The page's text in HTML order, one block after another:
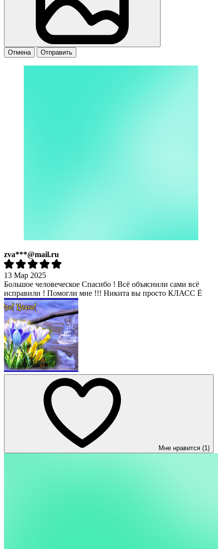
Отмена Отправить
zva***@mail.ru
13 Мар 2025
Большое человеческое Спасибо ! Всё объяснили сами всё
исправили ! Помогли мне !!! Никита вы просто КЛАСС Ё
Мне нравится (1)